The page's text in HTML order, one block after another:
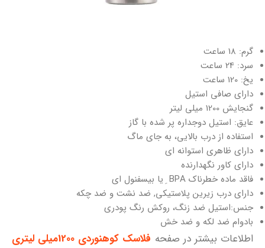
گرم: 18 ساعت
سرد: 24 ساعت
یخ: 120 ساعت
دارای صافی استیل
گنجایش 1200 میلی لیتر
عایق: استیل دوجداره پر شده با گاز
استفاده از درب بالایی، به جای ماگ
دارای ظاهری استوانه ای
دارای کاور نگهدارنده
فاقد ماده خطرناک BPA ِ یا بیسفنول ای
دارای درب زیرین پلاستیکی, ضد نشت و ضد چکه
جنس:استیل ضد زنگ، روکش رنگ پودری
بادوام ضد لکه و ضد خش
اطلاعات بیشتر در صفحه
فلاسک کوهنوردی 1200میلی لیتری